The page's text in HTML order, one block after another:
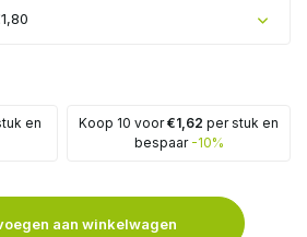
Uitverkocht
en
Koop 10 voor€1,62 per stuk en
bespaar -10%
aan winkelwagen